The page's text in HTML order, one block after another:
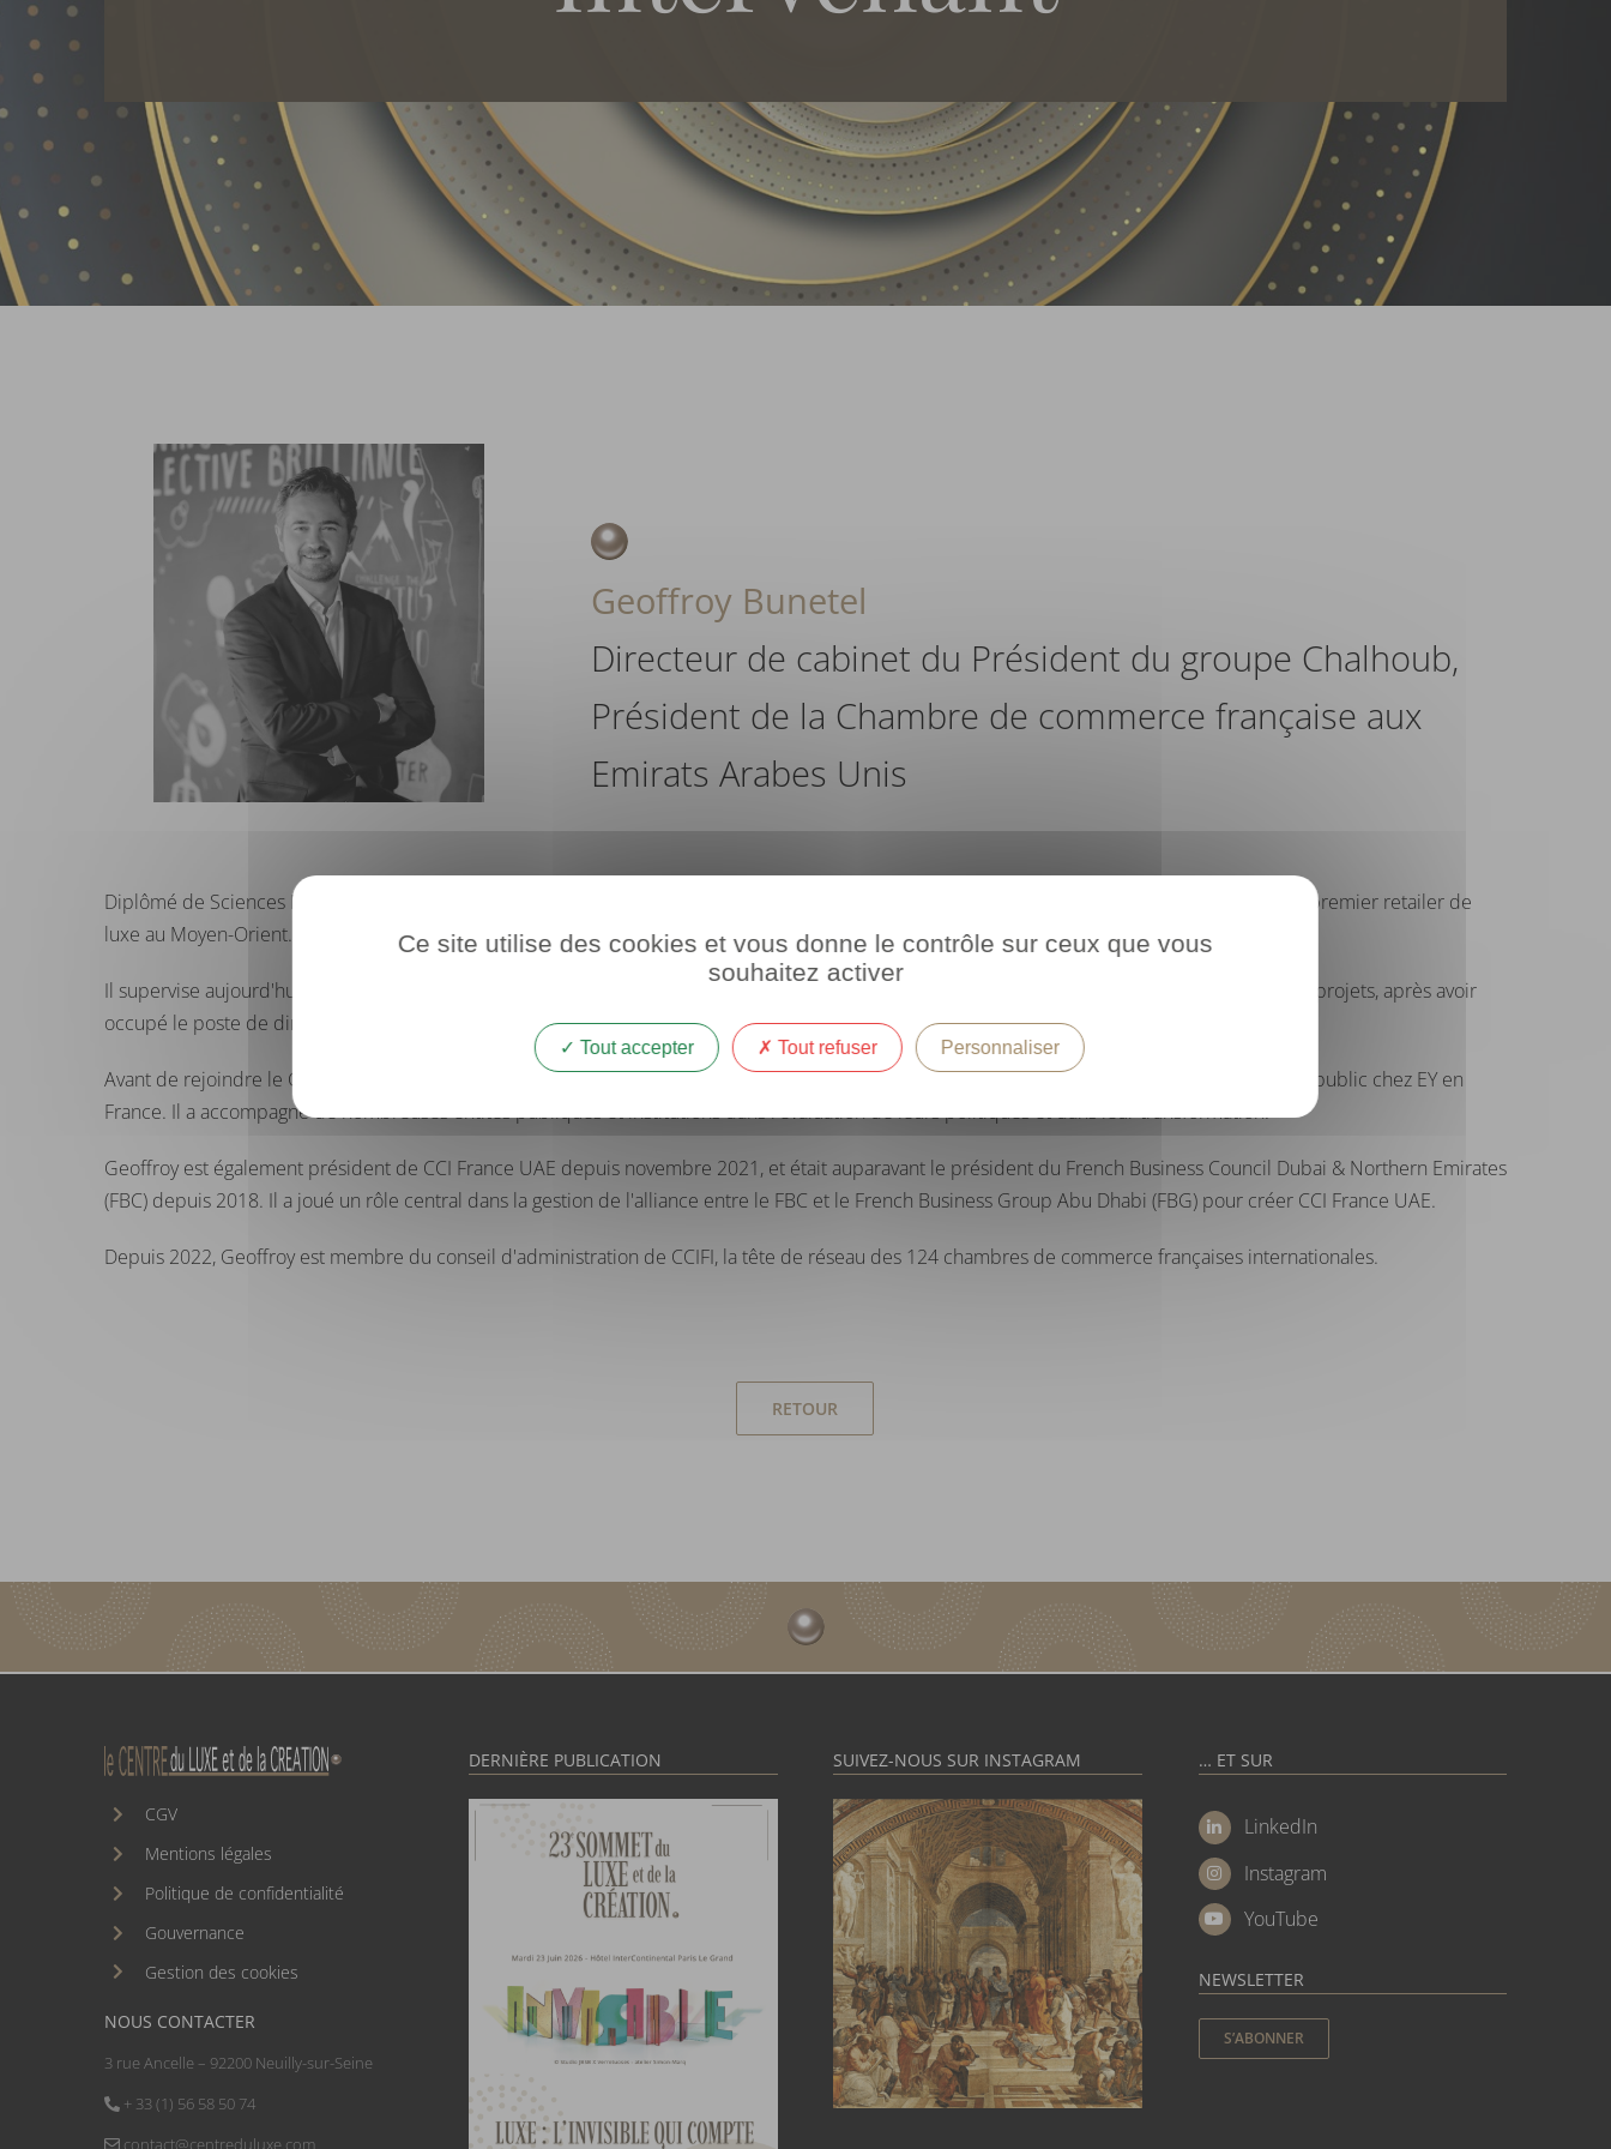
Geoffroy Bunetel
Directeur de cabinet du Président du groupe Chalhoub,
Président de la Chambre de commerce française aux
Emirats Arabes Unis
Diplômé de Sciences Po Paris en 1998 et de HEC en 2002, Geoffroy Bunetel est le Directeur de cabinet du Président du Groupe Chalhoub, le premier retailer de
luxe au Moyen-Orient.
Il supervise aujourd'hui différents départements centraux du groupe, tels que le bureau du PDG, la Communication du groupe et la gestion de projets, après avoir
occupé le poste de directeur de la Stratégie, de l'Intelligence et de la Croissance de 2015 à 2020.
Avant de rejoindre le Groupe Chalhoub en 2013 en tant que consultant interne, il a travaillé comme Senior Manager spécialisé dans le secteur public chez EY en
France. Il a accompagné de nombreuses entités publiques et institutions dans l'évaluation de leurs politiques et dans leur transformation.
Geoffroy est également président de CCI France UAE depuis novembre 2021, et était auparavant le président du French Business Council Dubai & Northern Emirates
(FBC) depuis 2018. Il a joué un rôle central dans la gestion de l'alliance entre le FBC et le French Business Group Abu Dhabi (FBG) pour créer CCI France UAE.
Depuis 2022, Geoffroy est membre du conseil d'administration de CCIFI, la tête de réseau des 124 chambres de commerce françaises internationales.
RETOUR
CGV
Mentions légales
Politique de confidentialité
Gouvernance
Gestion des cookies
NOUS CONTACTER
3 rue Ancelle – 92200 Neuilly-sur-Seine
+ 33 (1) 56 58 50 74
DERNIÈRE PUBLICATION SUIVEZ-NOUS SUR INSTAGRAM … ET SUR
LinkedIn
Instagram
YouTube
NEWSLETTER
S’ABONNER
Ce site utilise des cookies et vous donne le contrôle sur ceux que vous
souhaitez activer
Tout accepter Tout refuser Personnaliser